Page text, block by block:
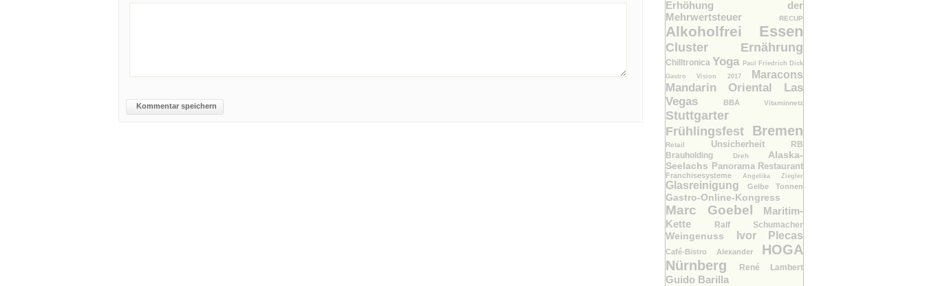
Kommentar speichern
Erhöhung der
Mehrwertsteuer
RECUP
Alkoholfrei Essen
Cluster Ernährung
Chilltronica Yoga Paul Friedrich Dick
Gastro Vision 2017
Maracons
Mandarin Oriental Las
Vegas
BBA Vitaminnetz
Stuttgarter
Frühlingsfest Bremen
Retail Unsicherheit
RB
Brauholding
Dreh Alaska-
Seelachs Panorama Restaurant
Franchisesysteme Angelika Ziegler
Glasreinigung Gelbe Tonnen
Gastro-Online-Kongress
Marc Goebel
Maritim-
Kette
Ralf Schumacher
Weingenuss Ivor Plecas
Café-Bistro Alexander HOGA
Nürnberg
René Lambert
Guido Barilla